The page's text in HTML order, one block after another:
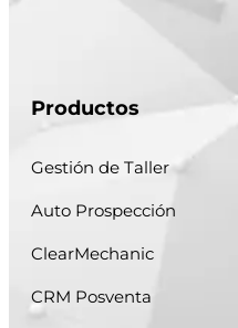
Productos
Gestión de Taller
Auto Prospección
ClearMechanic
CRM Posventa